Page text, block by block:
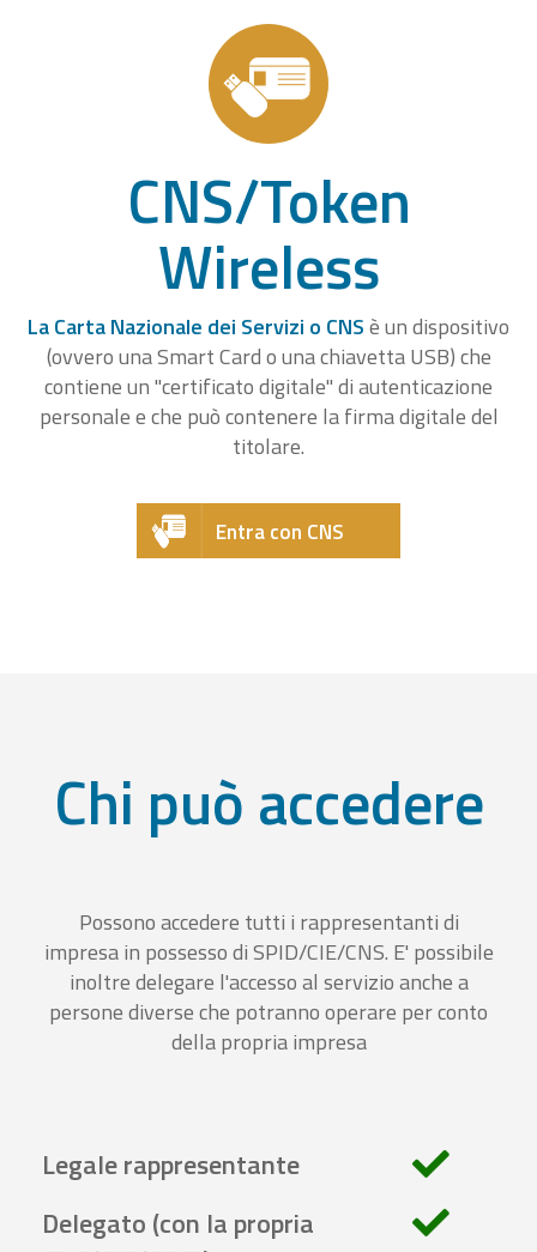
CNS/Token
Wireless
La Carta Nazionale dei Servizi o CNSè un dispositivo
(ovvero una Smart Card o una chiavetta USB) che
contiene un "certificato digitale" di autenticazione
personale e che può contenere la firma digitale del
titolare.
Entra con CNS
Chi può accedere
Possono accedere tutti i rappresentanti di
impresa in possesso di SPID/CIE/CNS. E' possibile
inoltre delegare l'accesso al servizio anche a
persone diverse che potranno operare per conto
della propria impresa
Legale rappresentante
Delegato (con la propria